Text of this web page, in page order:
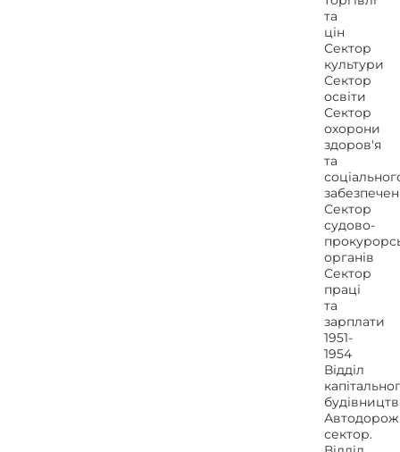
та
цін
Сектор
культури
Сектор
освіти
Сектор
охорони
здоров'я
та
Сектор
судово-
органів
Сектор
праці
та
зарплати
1951-
1954
Відділ
сектор.